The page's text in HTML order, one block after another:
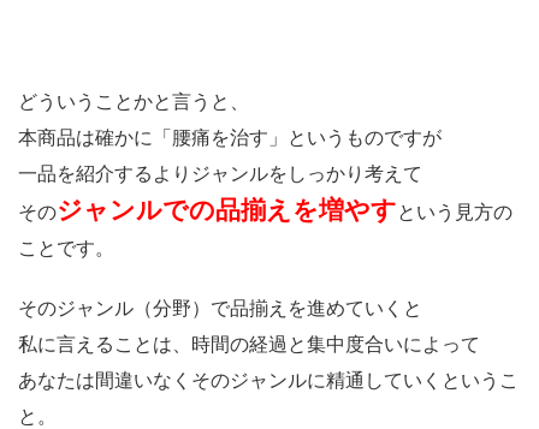
どういうことかと言うと、
本商品は確かに「腰痛を治す」というものですが
一品を紹介するよりジャンルをしっかり考えて
そのジャンルでの品揃えを増やすという見方の
ことです。
そのジャンル（分野）で品揃えを進めていくと
私に言えることは、時間の経過と集中度合いによって
あなたは間違いなくそのジャンルに精通していくというこ
と。